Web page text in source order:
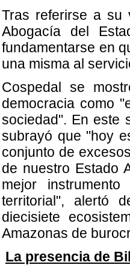
Tras referirse a su
Abogacía del
fundamentarse en
una misma al
Cospedal se
democracia como
sociedad". En este
subrayó que "hoy
conjunto de
de nuestro Estado
mejor
territorial", alertó
diecisiete
Amazonas de
La presencia de